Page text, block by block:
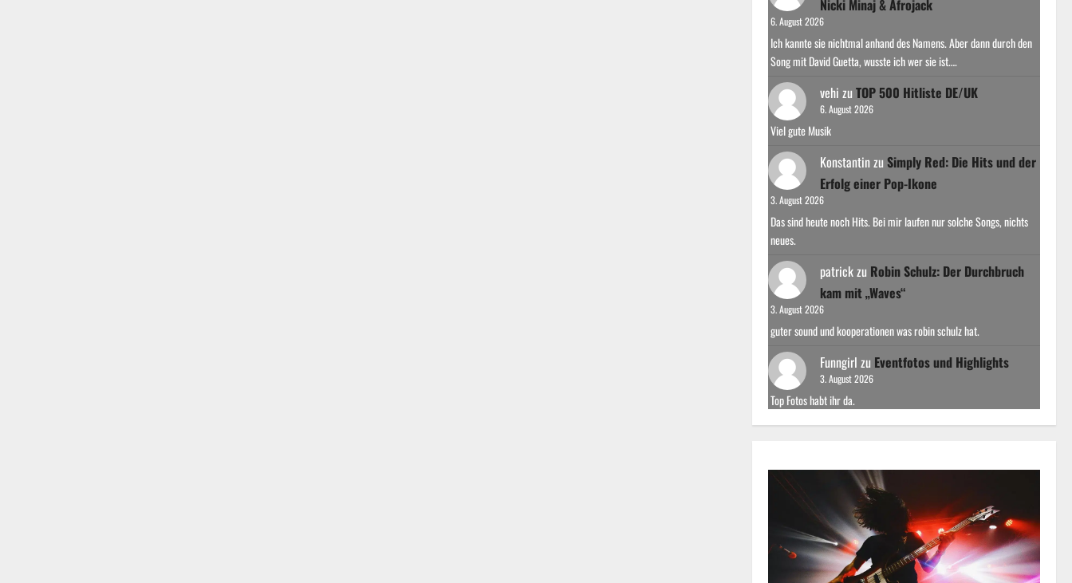
Nicki Minaj & Afrojack
6. August 2026
Ich kannte sie nichtmal anhand des Namens. Aber dann durch den
Song mit David Guetta, wusste ich wer sie ist.…
vehi zu TOP 500 Hitliste DE/UK
6. August 2026
Viel gute Musik
Konstantinzu Simply Red: Die Hits und der
Erfolg einer Pop-Ikone
3. August 2026
Das sind heute noch Hits. Bei mir laufen nur solche Songs, nichts
neues.
patrickzu Robin Schulz: Der Durchbruch
kam mit „Waves“
3. August 2026
guter sound und kooperationen was robin schulz hat.
Funngirl zu Eventfotos und Highlights
3. August 2026
Top Fotos habt ihr da.